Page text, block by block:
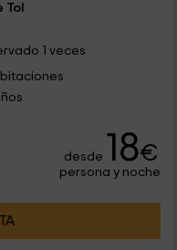
1 veces
desde 18€
persona y noche